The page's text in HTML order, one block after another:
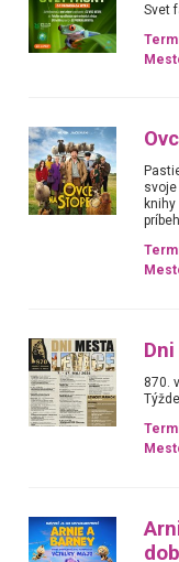
Svet
870.